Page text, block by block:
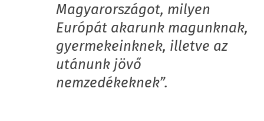
Magyarországot, milyen
Európát akarunk magunknak,
gyermekeinknek, illetve az
utánunk jövő
nemzedékeknek”.